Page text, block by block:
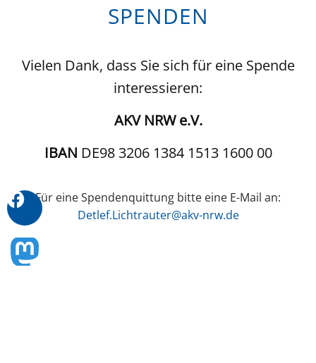
SPENDEN
Vielen Dank, dass Sie sich für eine Spende
interessieren:
AKV NRW e.V.
IBAN DE98 3206 1384 1513 1600 00
Für eine Spendenquittung bitte eine E-Mail an:
Detlef.Lichtrauter@akv-nrw.de